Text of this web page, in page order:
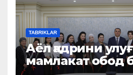
TABRIKLAR
Аёл қадрини
мамлакат обод